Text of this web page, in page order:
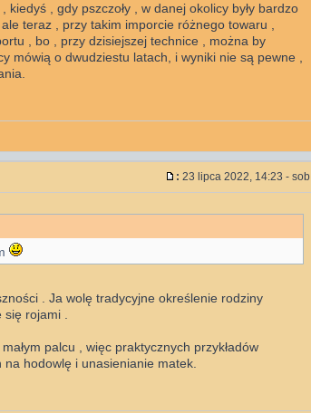
, gdy pszczoły , w danej okolicy były bardzo
teraz , przy takim imporcie różnego towaru ,
, bo , przy dzisiejszej technice , można by
mówią o dwudziestu latach, i wyniki nie są pewne ,
: 23 lipca 2022, 14:23 - sob
. Ja wolę tradycyjne określenie rodziny
rojami .
palcu , więc praktycznych przykładów
hodowlę i unasienianie matek.